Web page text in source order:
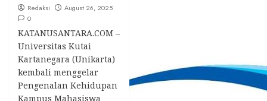
Redaksi
August 26, 2025
0
KATANUSANTARA.COM –
Universitas Kutai
Kartanegara (Unikarta)
kembali menggelar
Pengenalan Kehidupan
Kampus Mahasiswa